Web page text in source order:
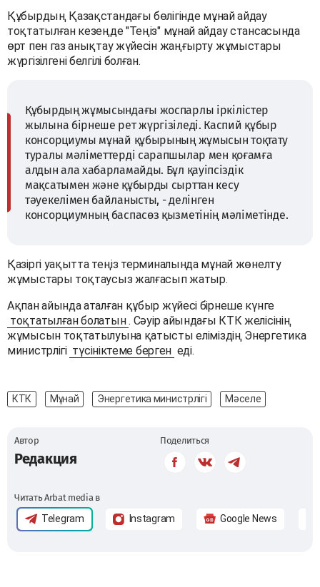
Құбырдың Қазақстандағы бөлігінде мұнай айдау
тоқтатылған кезеңде "Теңіз" мұнай айдау стансасында
өрт пен газ анықтау жүйесін жаңғырту жұмыстары
жүргізілгені белгілі болған.
Құбырдың жұмысындағы жоспарлы іркілістер
жылына бірнеше рет жүргізіледі. Каспий құбыр
консорциумы мұнай құбырының жұмысын тоқтату
туралы мәліметтерді сарапшылар мен қоғамға
алдын ала хабарламайды. Бұл қауіпсіздік
мақсатымен және құбырды сырттан кесу
тәуекелімен байланысты, - делінген
консорциумның баспасөз қызметінің мәліметінде.
Қазіргі уақытта теңіз терминалында мұнай жөнелту
жұмыстары тоқтаусыз жалғасып жатыр.
Ақпан айында аталған құбыр жүйесі бірнеше күнге
тоқтатылған болатын . Сәуір айындағы КТК желісінің
жұмысын тоқтатылуына қатысты еліміздің Энергетика
министрлігі түсініктеме берген еді.
КТК Мұнай Энергетика министрлігі Мәселе
Автор
Редакция
Поделиться
Читать Arbat media в
Telegram Instagram Google News